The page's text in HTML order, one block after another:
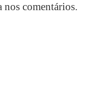
nos comentários.